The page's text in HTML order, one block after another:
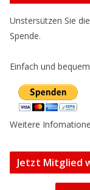
Unstersützen Sie
Spende.
Einfach und
Weitere
Jetzt Mitglied